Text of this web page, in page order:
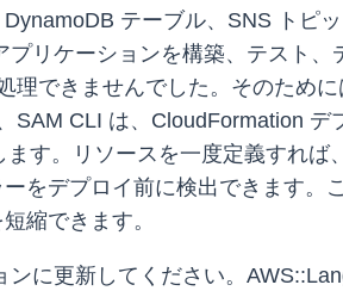
テーブル、SNS トピ
リケーションを構築、テスト
できませんでした。そのために
CLI は、CloudFormation デ
す。リソースを一度定義すれば
をデプロイ前に検出できます。
縮できます。
に更新してください。